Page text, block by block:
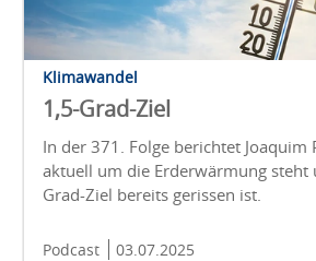
Klimawandel
1,5-Grad-Ziel
In der 371. Folge berichtet Joaquim
aktuell um die Erderwärmung steht
Grad-Ziel bereits gerissen ist.
Podcast 03.07.2025